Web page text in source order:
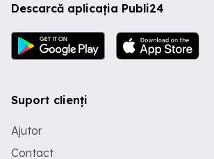
Descarcă aplicația Publi24
Suport clienți
Ajutor
Contact